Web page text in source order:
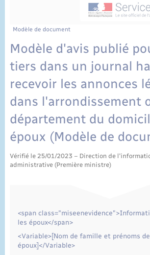
Modèle de document
Modèle d'avis publié
tiers dans un journal
recevoir les annonces
dans l'arrondissement
département du
époux (Modèle de
Vérifié le 25/01/2023 – Direction de
administrative (Première ministre)
<span
les époux</span>
<Variable>[Nom de famille et prénoms
époux]</Variable>